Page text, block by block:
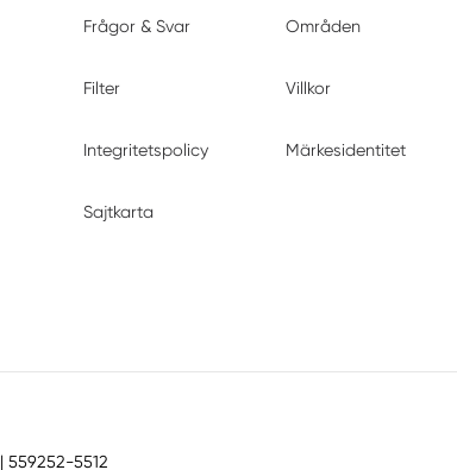
Frågor & Svar Områden
Filter Villkor
Integritetspolicy Märkesidentitet
Sajtkarta
| 559252-5512